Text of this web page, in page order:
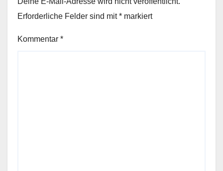
Erforderliche Felder sind mit* markiert
Kommentar *